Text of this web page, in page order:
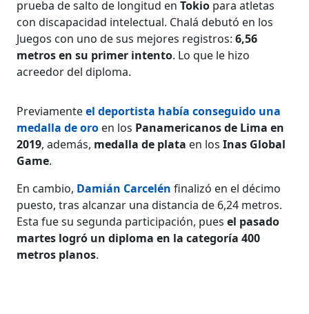
prueba de salto de longitud enTokio para atletas
con discapacidad intelectual. Chalá debutó en los
Juegos con uno de sus mejores registros:6,56
metros en su primer intento. Lo que le hizo
acreedor del diploma.
Previamenteel deportista había conseguido una
medalla de oro en los Panamericanos de Lima en
2019, además, medalla de plata en losInas Global
Game.
En cambio, Damián Carcelén finalizó en el décimo
puesto, tras alcanzar una distancia de 6,24 metros.
Esta fue su segunda participación, puesel pasado
martes logró un diploma en la categoría 400
metros planos.